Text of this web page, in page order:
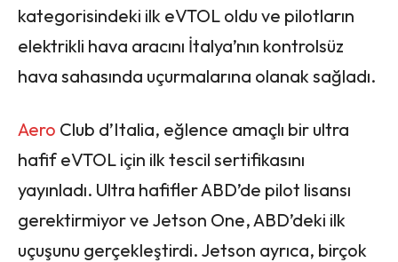
kategorisindeki ilk eVTOL oldu ve pilotların
elektrikli hava aracını İtalya’nın kontrolsüz
hava sahasında uçurmalarına olanak sağladı.
Aero Club d’Italia, eğlence amaçlı bir ultra
hafif eVTOL için ilk tescil sertifikasını
yayınladı. Ultra hafifler ABD’de pilot lisansı
gerektirmiyor ve Jetson One, ABD’deki ilk
uçuşunu gerçekleştirdi. Jetson ayrıca, birçok